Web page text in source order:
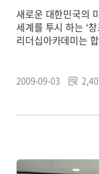
새로운 대한민국의
세계를 투시 하는 ‘
리더십아카데미는
2009-09-03